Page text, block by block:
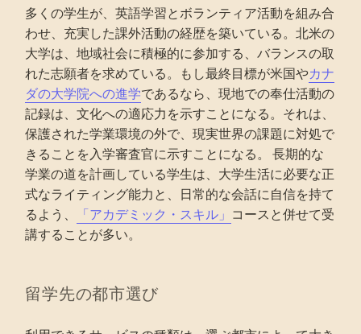
多くの学生が、英語学習とボランティア活動を組み合
わせ、充実した課外活動の経歴を築いている。北米の
大学は、地域社会に積極的に参加する、バランスの取
れた志願者を求めている。もし最終目標が米国やカナ
ダの大学院への進学であるなら、現地での奉仕活動の
記録は、文化への適応力を示すことになる。それは、
保護された学業環境の外で、現実世界の課題に対処で
きることを入学審査官に示すことになる。 長期的な
学業の道を計画している学生は、大学生活に必要な正
式なライティング能力と、日常的な会話に自信を持て
るよう、
「アカデミック・スキル」 コースと併せて受
講することが多い。
留学先の都市選び